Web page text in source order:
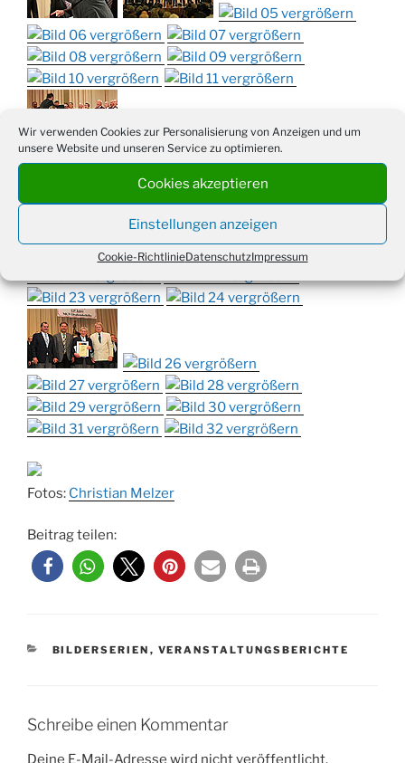
Wir verwenden Cookies zur Personalisierung von Anzeigen und um
unsere Website und unseren Service zu optimieren.
Cookies akzeptieren
Einstellungen anzeigen
Cookie-RichtlinieDatenschutzImpressum
Fotos: Christian Melzer
Beitrag teilen:
KATEGORIEN
BILDERSERIEN , VERANSTALTUNGSBERICHTE
Schreibe einen Kommentar
Deine E-Mail-Adresse wird nicht veröffentlicht.